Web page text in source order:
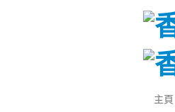
主頁